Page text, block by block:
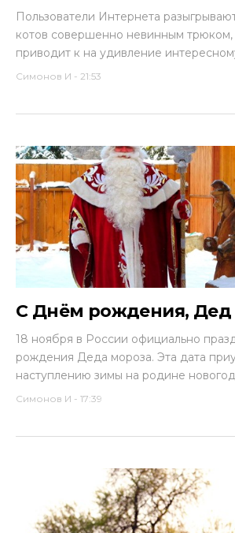
Пользователи Интернета
котов совершенно невинным трюком,
приводит к на удивление
Симонов И - 21:53
С Днём рождения, Дед
18 ноября в России официально
рождения Деда мороза. Эта дата
наступлению зимы на родине
Симонов И - 17:39